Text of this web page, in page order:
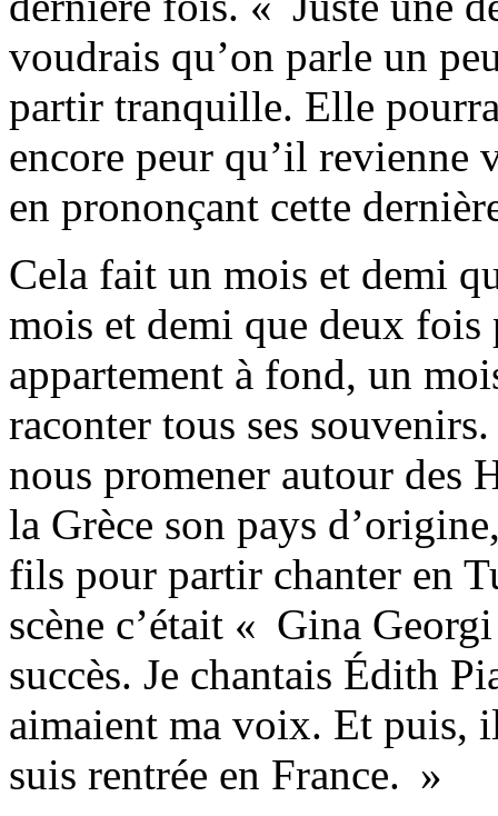
voudrais qu’on parle un
partir tranquille. Elle
encore peur qu’il
en prononçant cette
Cela fait un mois et demi
mois et demi que deux fois
appartement à fond, un
raconter tous ses
nous promener autour des
la Grèce son pays
fils pour partir chanter en
scène c’était « Gina
succès. Je chantais Édith
aimaient ma voix. Et puis,
suis rentrée en France. »